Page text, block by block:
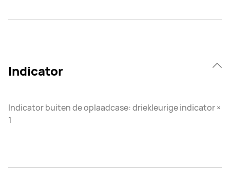
Indicator
Indicator buiten de oplaadcase: driekleurige indicator ×
1